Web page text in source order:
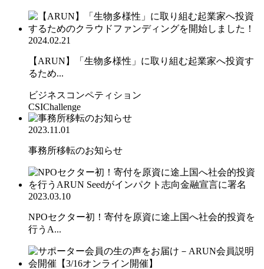
2024.02.21
【ARUN】「生物多様性」に取り組む起業家へ投資す
るため...
ビジネスコンペティション
CSIChallenge
2023.11.01
事務所移転のお知らせ
2023.03.10
NPOセクター初！寄付を原資に途上国へ社会的投資を
行うA...